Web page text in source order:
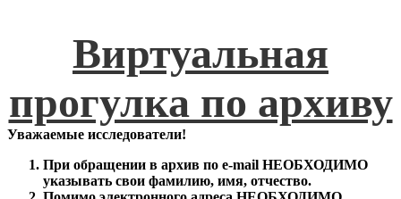
Виртуальная
прогулка по архиву
Уважаемые исследователи!
При обращении в архив по e-mail НЕОБХОДИМО
указывать свои фамилию, имя, отчество.